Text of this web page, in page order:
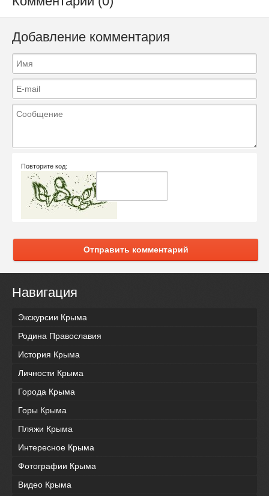
Добавление комментария
Повторите код:
Отправить комментарий
Навигация
Экскурсии Крыма
Родина Православия
История Крыма
Личности Крыма
Города Крыма
Горы Крыма
Пляжи Крыма
Интересное Крыма
Фотографии Крыма
Видео Крыма